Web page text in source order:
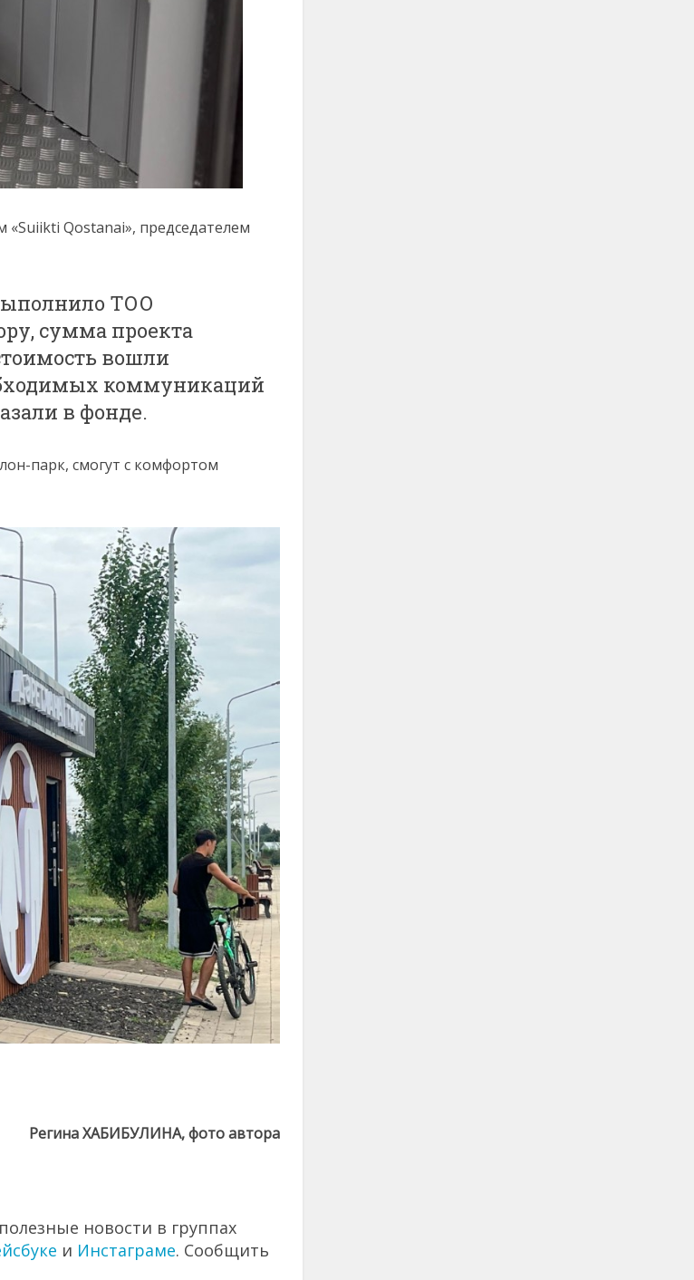
Qostanai», председателем
ТОО
сумма проекта
вошли
коммуникаций
в фонде.
парк, смогут с комфортом
Регина ХАБИБУЛИНА, фото автора
новости в группах
и Инстаграме. Сообщить